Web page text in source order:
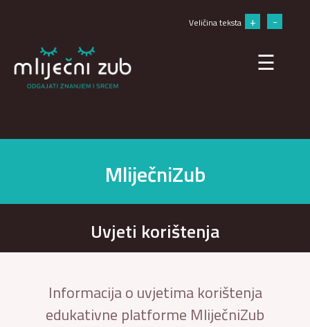
×
Veličina teksta + -
☰
MliječniZub
Uvjeti korištenja
Informacija o uvjetima korištenja
edukativne platforme MliječniZub